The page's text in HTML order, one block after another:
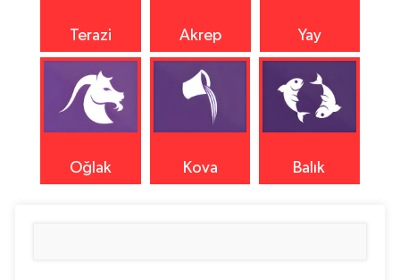
Terazi Akrep Yay
Oğlak Kova Balık